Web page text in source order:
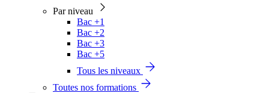
Par niveau
Bac +1
Bac +2
Bac +3
Bac +5
Tous les niveaux
Toutes nos formations